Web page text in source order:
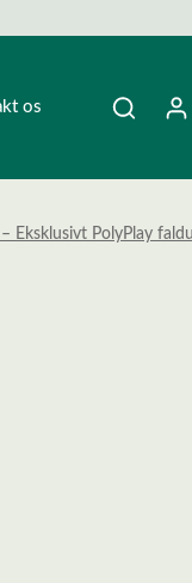
os
Eksklusivt PolyPlay